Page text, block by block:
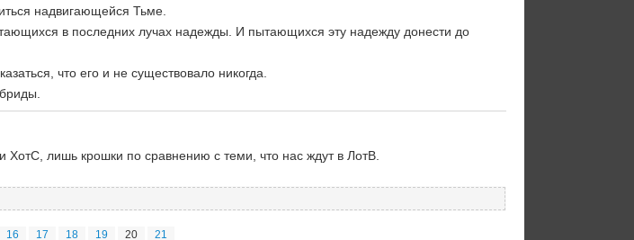
надвигающейся Тьме.
в последних лучах надежды. И пытающихся эту надежду донести до
что его и не существовало никогда.
лишь крошки по сравнению с теми, что нас ждут в ЛотВ.
16 17 18 19 20 21